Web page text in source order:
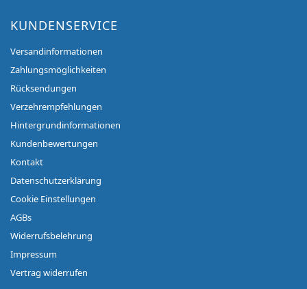
KUNDENSERVICE
Versandinformationen
Zahlungsmöglichkeiten
Rücksendungen
Verzehrempfehlungen
Hintergrundinformationen
Kundenbewertungen
Kontakt
Datenschutzerklärung
Cookie Einstellungen
AGBs
Widerrufsbelehrung
Impressum
Vertrag widerrufen